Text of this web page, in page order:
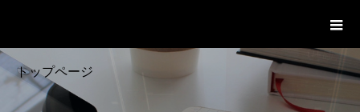
トップページ